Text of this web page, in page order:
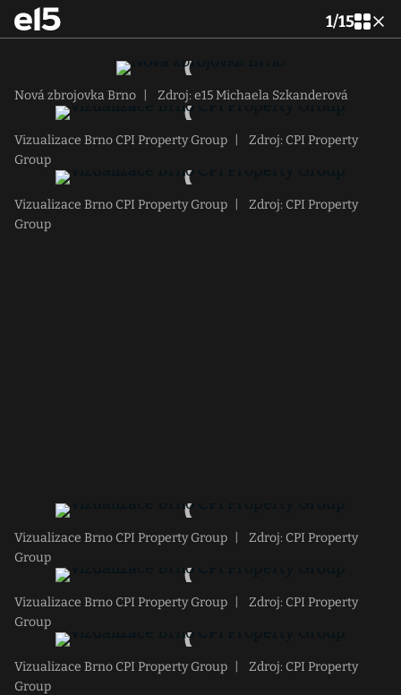
1/15
Nová zbrojovka Brno Zdroj: e15 Michaela Szkanderová
Vizualizace Brno CPI Property Group
Zdroj: CPI Property
Group
Vizualizace Brno CPI Property Group
Zdroj: CPI Property
Group
Vizualizace Brno CPI Property Group
Zdroj: CPI Property
Group
Vizualizace Brno CPI Property Group
Zdroj: CPI Property
Group
Vizualizace Brno CPI Property Group
Zdroj: CPI Property
Group